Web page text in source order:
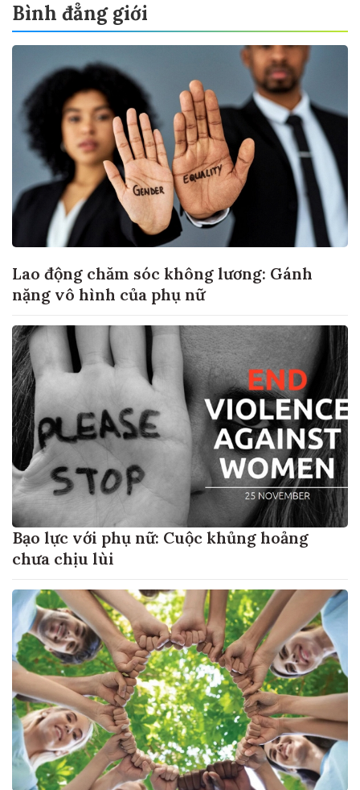
Bình đẳng giới
Lao động chăm sóc không lương: Gánh
nặng vô hình của phụ nữ
Bạo lực với phụ nữ: Cuộc khủng hoảng
chưa chịu lùi